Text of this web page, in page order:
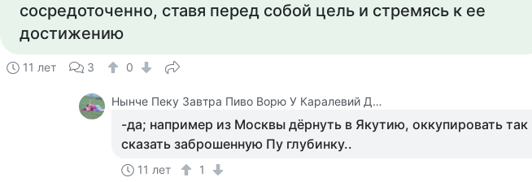
сосредоточенно, ставя перед собой цель и стремясь к ее
достижению
11 лет 3 0
Нынче Пеку Завтра Пиво Ворю У Каралевий Дитя Отберу.
-да; например из Москвы дёрнуть в Якутию, оккупировать так
сказать заброшенную Пу глубинку..
11 лет 1